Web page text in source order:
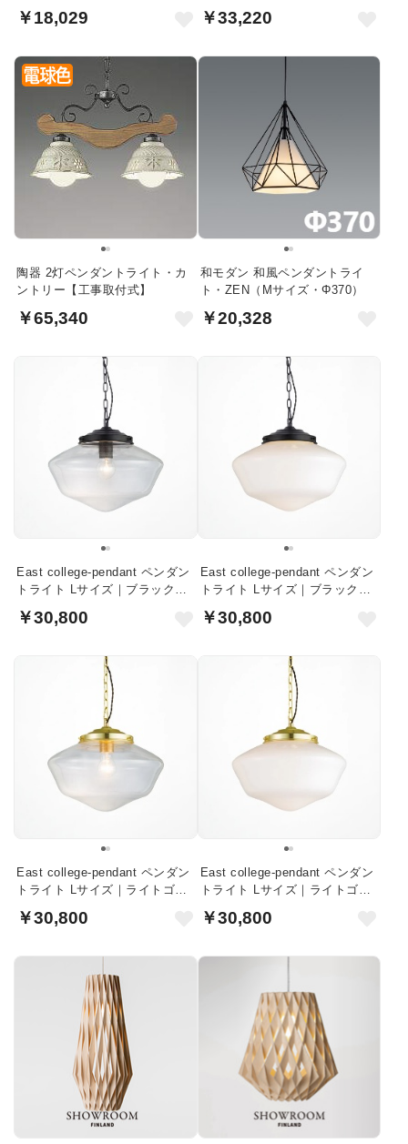
￥18,029 ￥33,220
陶器 2灯ペンダントライト・カ
ントリー【工事取付式】
￥65,340
和モダン 和風ペンダントライ
ト・ZEN（Mサイズ・Φ370）
￥20,328
East college-pendant ペンダン
トライト Lサイズ｜ブラック・
￥30,800
East college-pendant ペンダン
トライト Lサイズ｜ブラック・
￥30,800
East college-pendant ペンダン
トライト Lサイズ｜ライトゴー
￥30,800
East college-pendant ペンダン
トライト Lサイズ｜ライトゴー
￥30,800